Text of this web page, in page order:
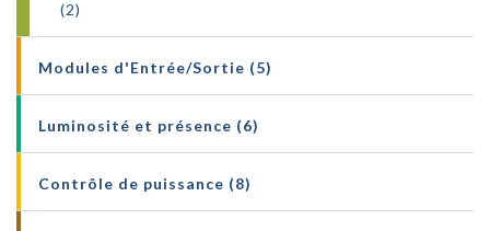
(2)
Modules d'Entrée/Sortie (5)
Luminosité et présence (6)
Contrôle de puissance (8)